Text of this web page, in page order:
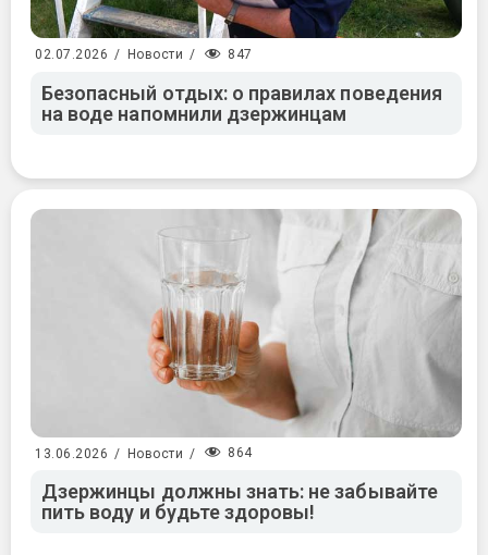
02.07.2026 / Новости / 847
Безопасный отдых: о правилах поведения
на воде напомнили дзержинцам
13.06.2026 / Новости / 864
Дзержинцы должны знать: не забывайте
пить воду и будьте здоровы!